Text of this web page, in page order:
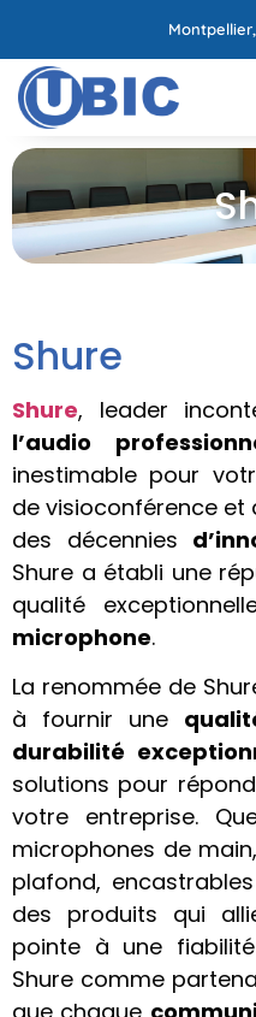
Shure
Shure, leader
l’audio
inestimable pour
de visioconférence et
des décennies
Shure a établi une
qualité
microphone.
La renommée de
à fournir une
durabilité
solutions pour
votre entreprise.
microphones de
plafond,
des produits qui
pointe à une
Shure comme